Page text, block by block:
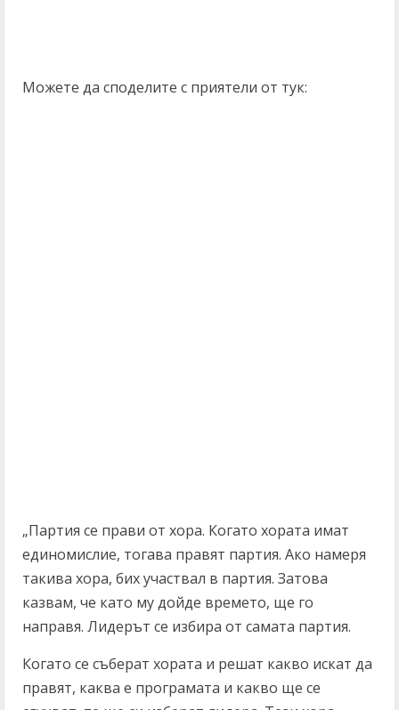
Можете да споделите с приятели от тук:
„Партия се прави от хора. Когато хората имат
единомислие, тогава правят партия. Ако намеря
такива хора, бих участвал в партия. Затова
казвам, че като му дойде времето, ще го
направя. Лидерът се избира от самата партия.
Когато се съберат хората и решат какво искат да
правят, каква е програмата и какво ще се